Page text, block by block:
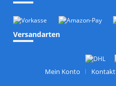
Versandarten
Mein Konto Kontakt